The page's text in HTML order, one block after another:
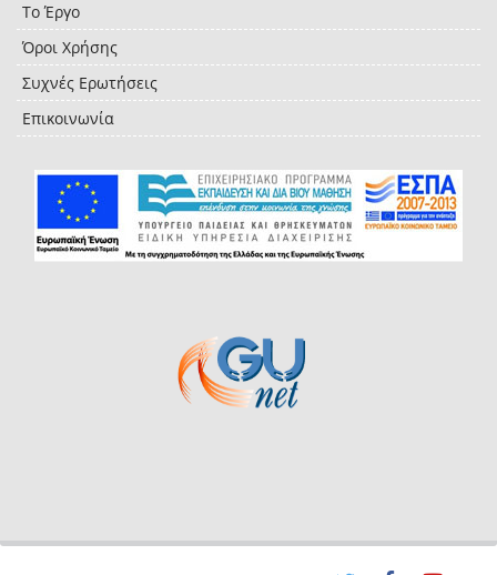
Το Έργο
Όροι Χρήσης
Συχνές Ερωτήσεις
Επικοινωνία